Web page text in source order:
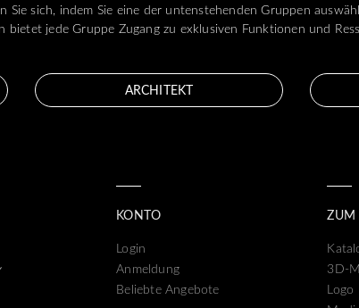
Sie sich, indem Sie eine der untenstehenden Gruppen
bietet jede Gruppe Zugang zu exklusiven Funktionen und
ARCHITEKT
KONTO
Login
Anmeldung
Beliebte Angebote
ZUM
3D-
Logo